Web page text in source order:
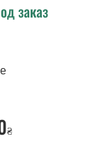
заказ
₴